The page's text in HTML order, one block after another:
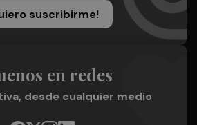
suscribirme!
en redes
desde cualquier medio